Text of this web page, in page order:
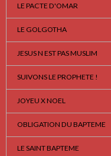
LE PACTE D'OMAR
LE GOLGOTHA
JESUS N EST PAS MUSLIM
SUIVONS LE PROPHETE !
JOYEU X NOEL
OBLIGATION DU BAPTEME
LE SAINT BAPTEME